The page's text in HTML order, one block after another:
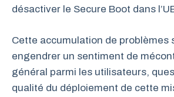
désactiver le Secure Boot dans
Cette accumulation de problèmes
engendrer un sentiment de
général parmi les utilisateurs,
qualité du déploiement de cette